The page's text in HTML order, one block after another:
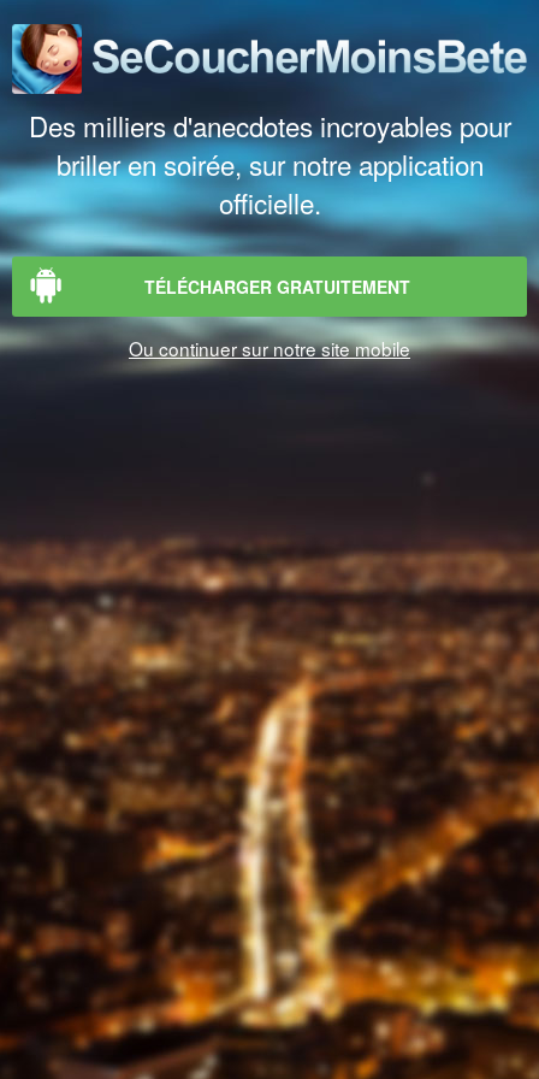
Des milliers d'anecdotes incroyables pour
briller en soirée, sur notre application
officielle.
TÉLÉCHARGER GRATUITEMENT
Ou continuer sur notre site mobile